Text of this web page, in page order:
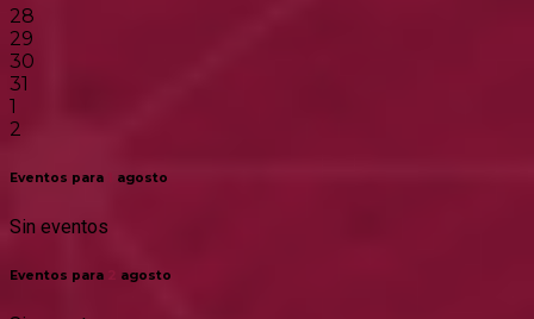
28
29
30
31
1
2
Eventos para agosto
Sin eventos
Eventos para agosto